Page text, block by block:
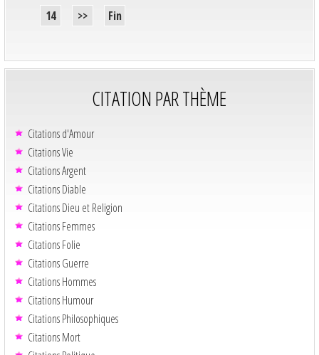
14 >> Fin
CITATION PAR THÈME
Citations d'Amour
Citations Vie
Citations Argent
Citations Diable
Citations Dieu et Religion
Citations Femmes
Citations Folie
Citations Guerre
Citations Hommes
Citations Humour
Citations Philosophiques
Citations Mort